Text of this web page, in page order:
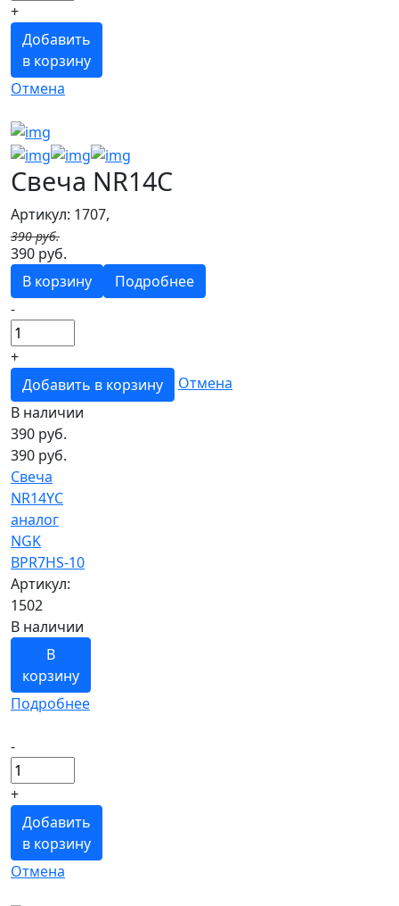
+
Добавить
в корзину
Отмена
Свеча NR14C
Артикул: 1707,
390 руб.
390 руб.
В корзину
Подробнее
-
+
Добавить в корзину
Отмена
В наличии
390 руб.
390 руб.
Свеча
NR14YC
аналог
NGK
BPR7HS-10
Артикул:
1502
В наличии
В
корзину
Подробнее
-
+
Добавить
в корзину
Отмена